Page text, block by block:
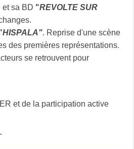
et sa BD "REVOLTE SUR
HISPALA". Reprise d'une scène
des premières représentations.
se retrouvent pour
et de la participation active